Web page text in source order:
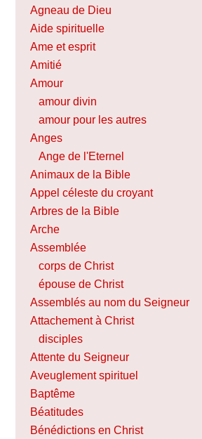
Agneau de Dieu
Aide spirituelle
Ame et esprit
Amitié
Amour
amour divin
amour pour les autres
Anges
Ange de l'Eternel
Animaux de la Bible
Appel céleste du croyant
Arbres de la Bible
Arche
Assemblée
corps de Christ
épouse de Christ
Assemblés au nom du Seigneur
Attachement à Christ
disciples
Attente du Seigneur
Aveuglement spirituel
Baptême
Béatitudes
Bénédictions en Christ